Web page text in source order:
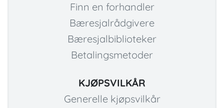
Finn en forhandler
Bæresjalrådgivere
Bæresjalbiblioteker
Betalingsmetoder
KJØPSVILKÅR
Generelle kjøpsvilkår